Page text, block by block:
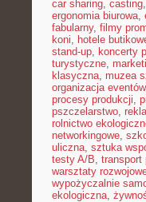
car sharing, casting,
ergonomia biurowa,
fabularny, filmy
koni, hotele
stand-up, koncerty
turystyczne,
klasyczna, muzea
organizacja eventów
procesy produkcji,
pszczelarstwo,
rolnictwo
networkingowe,
uliczna, sztuka
testy A/B, transport
warsztaty
wypożyczalnie
ekologiczna,